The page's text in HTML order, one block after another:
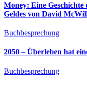
Money: Eine Geschichte
Geldes von David
Buchbesprechung
2050 – Überleben hat
Buchbesprechung